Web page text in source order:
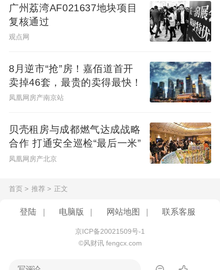
广州荔湾AF021637地块项目
复核通过
观点网
8月逆市“抢”房！嘉佰道首开
卖掉46套，最贵的卖得最快！
凤凰网房产南京站
贝壳租房与成都燃气达成战略
合作 打通安全巡检“最后一米”
凤凰网房产北京
首页 > 推荐 > 正文
登陆 | 电脑版 | 网站地图 | 联系客服
京ICP备20021509号-1
©风财讯 fengcx.com